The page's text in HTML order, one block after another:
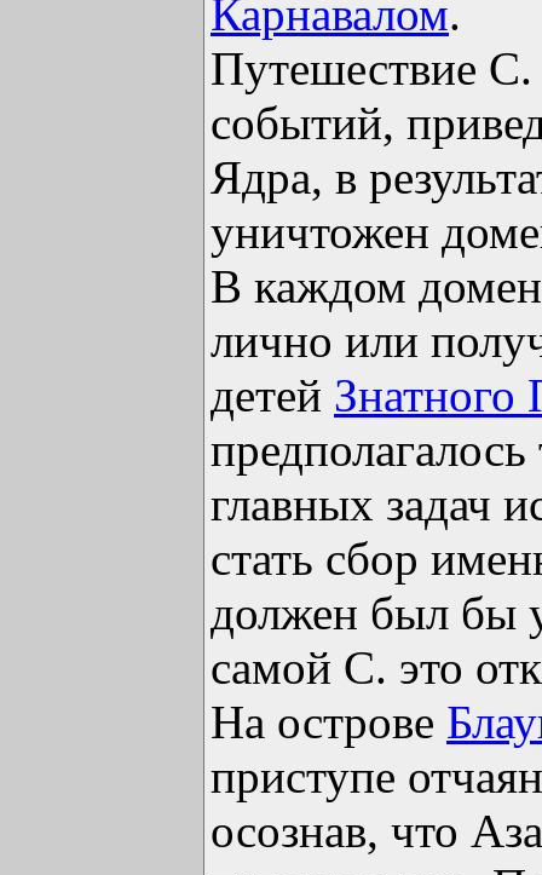
Карнавалом.
Путешествие
событий,
Ядра, в
уничтожен
В каждом
лично или
детей Знатного
главных задач
стать сбор
должен был бы
самой С. это
На острове
приступе
осознав, что